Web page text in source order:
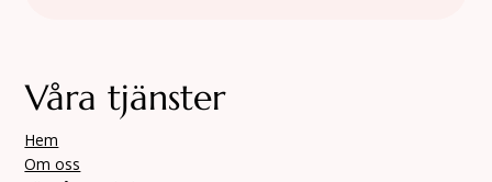
Signa upp dig på HolyFans nyhetsbrev för
senaste nyheter och erbjudanden